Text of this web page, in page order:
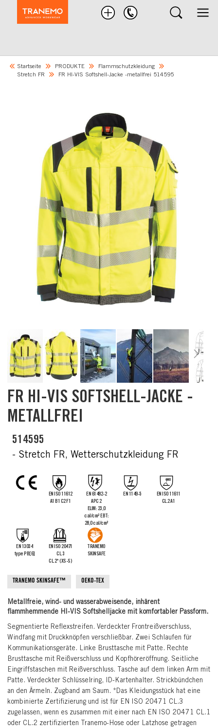
Produkten
Startseite PRODUKTE
Flammschutzkleidung
Stretch FR
FR HI-VIS Softshell-Jacke -metallfrei 514595
Skip
to
the
beginning
the
gallery
FR HI-VIS SOFTSHELL-JACKE -
METALLFREI
514595
- Stretch FR, Wetterschutzkleidung FR
EN ISO 11612
A1 B1 C2 F1
EN 61482-2
APC 2
ELIM: 23,0
cal/cm² EBT:
28,0 cal/cm²
EN 1149-5
EN ISO 11611
CL.2 A1
EN 13034
type PB[6]
EN ISO 20471
CL.3
CL.2* (XS-S)
TRANEMO
SKINSAFE
TRANEMO SKINSAFE™ OEKO-TEX
Metallfreie, wind- und wasserabweisende, inhärent
flammhemmende HI-VIS Softshelljacke mit komfortabler Passform.
Segmentierte Reflexstreifen. Verdeckter Frontreißverschluss,
Windfang mit Druckknöpfen verschließbar. Zwei Schlaufen für
Kommunikationsgeräte. Linke Brusttasche mit Patte. Rechte
Brusttasche mit Reißverschluss und Kopfhöreröffnung. Seitliche
Eingriffstaschen mit Reißverschluss. Tasche auf dem linken Arm mit
Patte. Verdeckter Schlüsselring, ID-Kartenhalter. Strickbündchen
an den Ärmeln. Zugband am Saum. *Das Kleidungsstück hat eine
kombinierte Zertifizierung und ist für EN ISO 20471 CL.3
zugelassen, wenn es zusammen mit einer nach EN ISO 20471 CL.1
oder CL.2 zertifizierten Tranemo-Hose oder Latzhose getragen